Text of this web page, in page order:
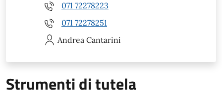
071 72278223
071 72278251
Andrea Cantarini
Strumenti di tutela